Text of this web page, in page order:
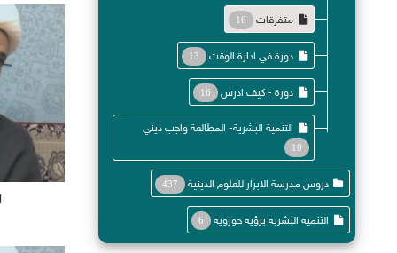
متفرقات 16
دورة في ادارة الوقت 13
دورة - كيف ادرس 16
التنمية البشرية- المطالعة واجب ديني
10
دروس مدرسة الابرار للعلوم الدينية 437
التنمية البشرية برؤية حوزوية 6